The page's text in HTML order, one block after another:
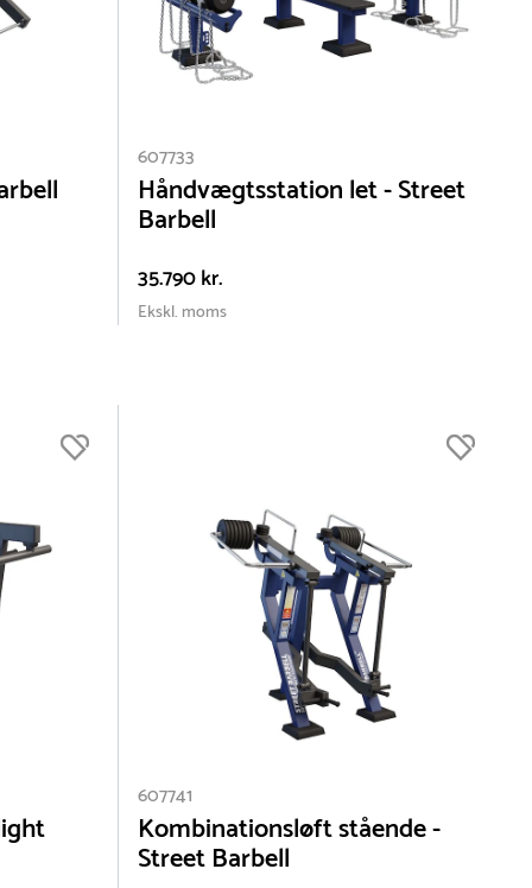
607733
Håndvægtsstation let - Street
Barbell
35.790 kr.
Ekskl. moms
607741
Kombinationsløft stående -
Street Barbell